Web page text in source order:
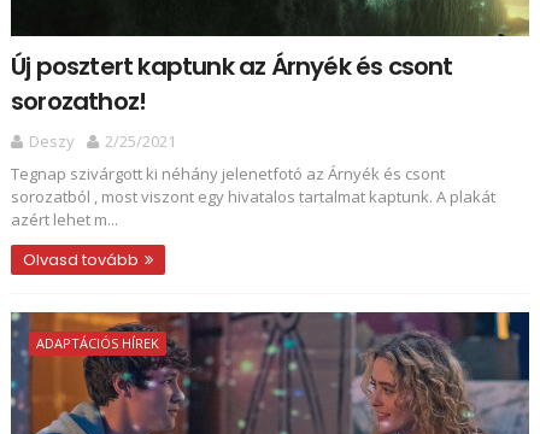
Új posztert kaptunk az Árnyék és csont
sorozathoz!
Deszy
2/25/2021
Tegnap szivárgott ki néhány jelenetfotó az Árnyék és csont
sorozatból , most viszont egy hivatalos tartalmat kaptunk. A plakát
azért lehet m...
Olvasd tovább
ADAPTÁCIÓS HÍREK